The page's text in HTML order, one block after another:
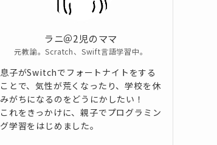
ラニ＠2児のママ
元教諭。Scratch、Swift言語学習中。
息子がSwitchでフォートナイトをする
ことで、気性が荒くなったり、学校を休
みがちになるのをどうにかしたい！
これをきっかけに、親子でプログラミン
グ学習をはじめました。